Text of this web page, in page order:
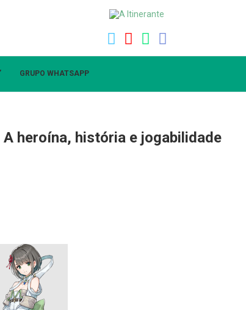
GRUPO WHATSAPP
heroína, história e jogabilidade